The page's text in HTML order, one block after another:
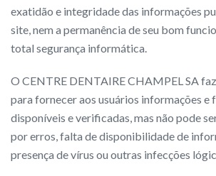
exatidão e integridade das informações
site, nem a permanência de seu bom
total segurança informática.
O CENTRE DENTAIRE CHAMPEL SA
para fornecer aos usuários informações e
disponíveis e verificadas, mas não pode
por erros, falta de disponibilidade de
presença de vírus ou outras infecções